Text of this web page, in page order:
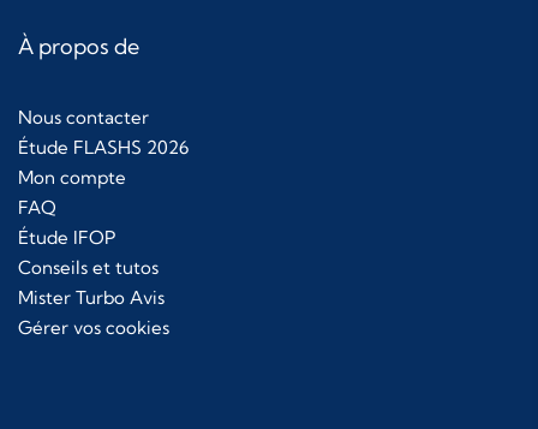
À propos de
Nous contacter
Étude FLASHS 2026
Mon compte
FAQ
Étude IFOP
Conseils et tutos
Mister Turbo Avis
Gérer vos cookies